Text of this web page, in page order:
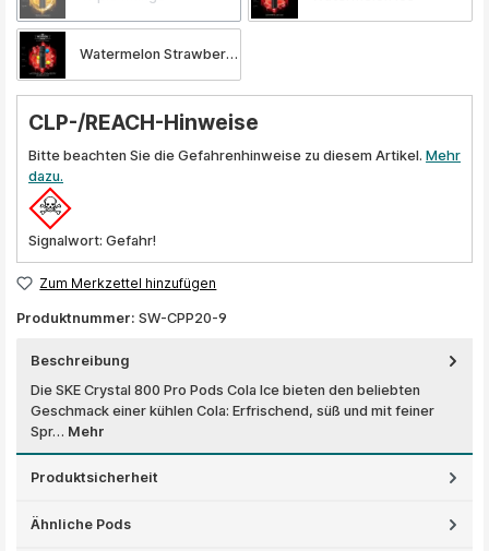
Watermelon Strawberry Bubblegum
CLP-/REACH-Hinweise
Bitte beachten Sie die Gefahrenhinweise zu diesem Artikel. Mehr
dazu.
Signalwort: Gefahr!
Zum Merkzettel hinzufügen
Produktnummer: SW-CPP20-9
Beschreibung
Die SKE Crystal 800 Pro Pods Cola Ice bieten den beliebten
Geschmack einer kühlen Cola: Erfrischend, süß und mit feiner
Spr… Mehr
Produktsicherheit
Ähnliche Pods